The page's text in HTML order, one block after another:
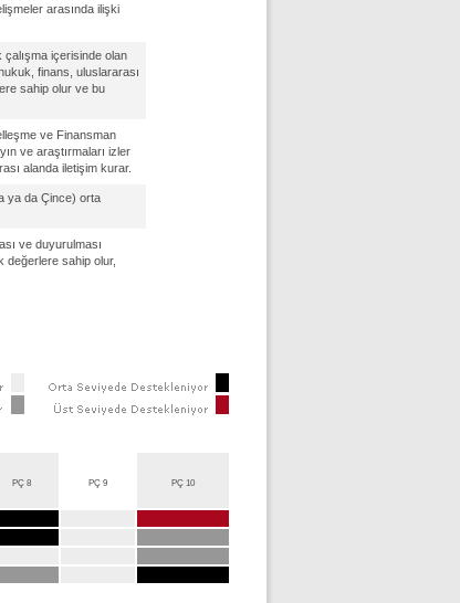
arasında ilişki
içerisinde olan
finans, uluslararası
sahip olur ve bu
ve Finansman
ve araştırmaları izler
alanda iletişim kurar.
ya da Çince) orta
ve duyurulması
değerlere sahip olur,
PÇ 8 PÇ 9 PÇ 10